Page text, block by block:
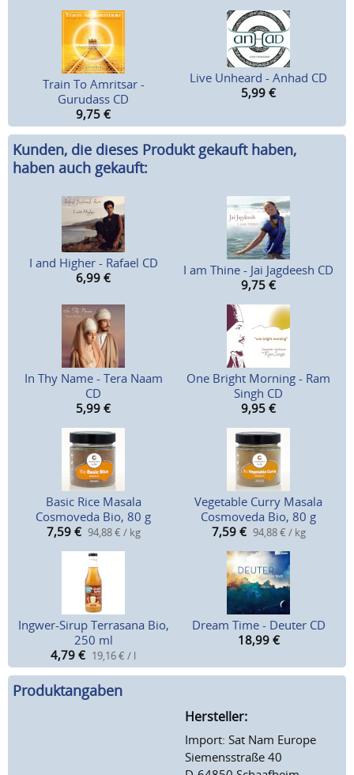
Train To Amritsar -
Gurudass CD
9,75 €
Live Unheard - Anhad CD
5,99 €
Kunden, die dieses Produkt gekauft haben,
haben auch gekauft:
I and Higher - Rafael CD
6,99 €
I am Thine - Jai Jagdeesh CD
9,75 €
In Thy Name - Tera Naam
CD
5,99 €
One Bright Morning - Ram
Singh CD
9,95 €
Basic Rice Masala
Cosmoveda Bio, 80 g
7,59 € 94,88 € / kg
Vegetable Curry Masala
Cosmoveda Bio, 80 g
7,59 € 94,88 € / kg
Ingwer-Sirup Terrasana Bio,
250 ml
4,79 € 19,16 € / l
Dream Time - Deuter CD
18,99 €
Produktangaben
Hersteller:
Import: Sat Nam Europe
Siemensstraße 40